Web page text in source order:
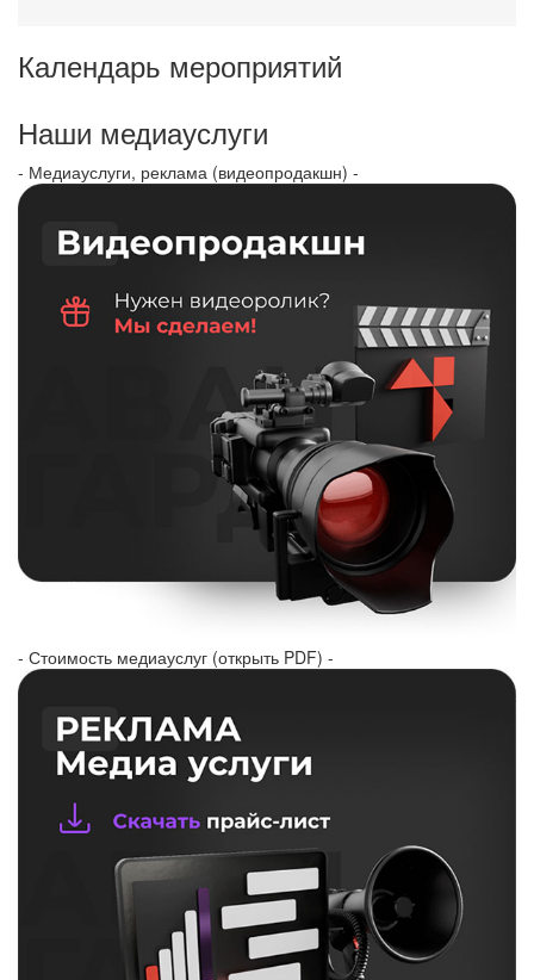
Календарь мероприятий
Наши медиауслуги
- Медиауслуги, реклама (видеопродакшн) -
- Стоимость медиауслуг (открыть PDF) -